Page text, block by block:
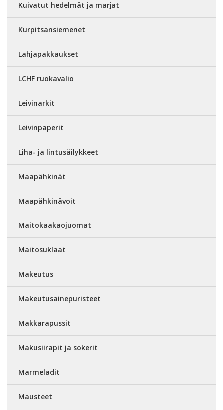
Kuivatut hedelmät ja marjat
Kurpitsansiemenet
Lahjapakkaukset
LCHF ruokavalio
Leivinarkit
Leivinpaperit
Liha- ja lintusäilykkeet
Maapähkinät
Maapähkinävoit
Maitokaakaojuomat
Maitosuklaat
Makeutus
Makeutusainepuristeet
Makkarapussit
Makusiirapit ja sokerit
Marmeladit
Mausteet